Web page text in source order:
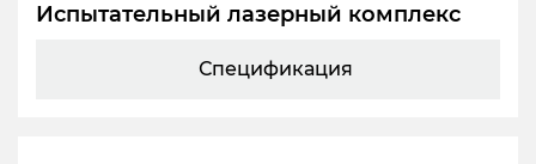
Испытательный лазерный комплекс
Спецификация